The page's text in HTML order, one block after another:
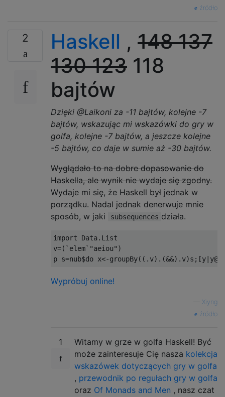
źródło
2 Haskell , 148137
130123 118
bajtów
Dzięki @Laikoni za -11 bajtów, kolejne -7
bajtów, wskazując mi wskazówki do gry w
golfa, kolejne -7 bajtów, a jeszcze kolejne
-5 bajtów, co daje w sumie aż -30 bajtów.
Wyglądało to na dobre dopasowanie do
Haskella, ale wynik nie wydaje się zgodny.
Wydaje mi się, że Haskell był jednak w
porządku. Nadal jednak denerwuje mnie
sposób, w jaki
subsequences działa.
import Data.List
v=(`elem`"aeiou")
Wypróbuj online!
Xiyng
źródło
1
Witamy w grze w golfa Haskell! Być
może zainteresuje Cię nasza kolekcja
wskazówek dotyczących gry w golfa
, przewodnik po regułach gry w golfa
oraz Of Monads and Men , nasz czat